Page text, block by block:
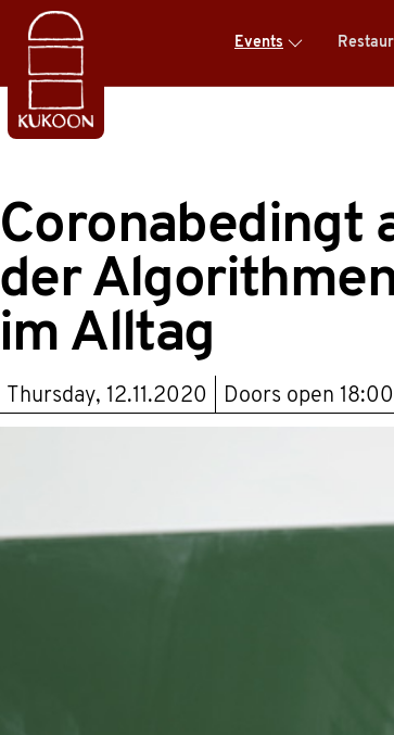
Events
Coronabedingt
der
im Alltag
Thursday, 12.11.2020 Doors open 18:00